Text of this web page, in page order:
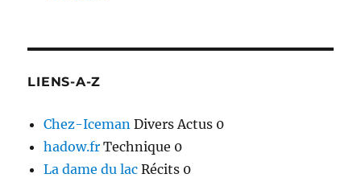
LIENS-A-Z
Chez-Iceman Divers Actus 0
hadow.fr Technique 0
La dame du lac Récits 0